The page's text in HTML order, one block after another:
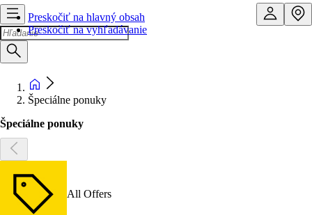
Preskočiť na hlavný obsah
Preskočiť na vyhľadávanie
Špeciálne ponuky
Špeciálne ponuky
All Offers